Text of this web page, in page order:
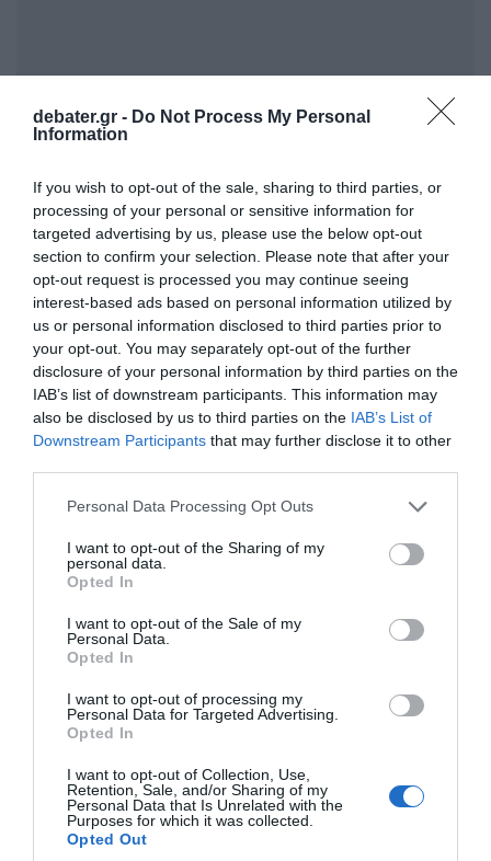
debater.gr - Do Not Process My Personal
Information
If you wish to opt-out of the sale, sharing to third parties, or
processing of your personal or sensitive information for
targeted advertising by us, please use the below opt-out
section to confirm your selection. Please note that after your
opt-out request is processed you may continue seeing
interest-based ads based on personal information utilized by
us or personal information disclosed to third parties prior to
your opt-out. You may separately opt-out of the further
disclosure of your personal information by third parties on the
IAB’s list of downstream participants. This information may
also be disclosed by us to third parties on the IAB’s List of
Downstream Participants that may further disclose it to other
Please note that this website/app uses one or more Google
not limited to your visit or usage behaviour. You may click to
grant or deny consent to Google and its third-party tags to
use your data for below specified purposes in below Google
consent section.
Personal Data Processing Opt Outs
I want to opt-out of the Sharing of my
personal data.
Opted In
I want to opt-out of the Sale of my
Personal Data.
Opted In
I want to opt-out of processing my
Personal Data for Targeted Advertising.
Opted In
I want to opt-out of Collection, Use,
Retention, Sale, and/or Sharing of my
Personal Data that Is Unrelated with the
Purposes for which it was collected.
Opted Out
της μειονότητας βασίζεται τόσο στις
διατάξεις της Συνθήκης της Λωζάνης όσο και
στις προβλέψεις του ελληνικού Συντάγματος,
ενώ παράλληλα εναρμονίζεται με το
ευρωπαϊκό δίκαιο και τις διεθνείς δεσμεύσεις
που έχει αναλάβει η χώρα στον τομέα των
ανθρωπίνων δικαιωμάτων.
«Τα μέλη της απολαμβάνουν όλα τα
δικαιώματα που εγγυάται το Σύνταγμα και το
προστασίες στους τομείς της εκπαίδευσης,
της θρησκείας και της κοινωνικής ζωής»,
σημειώνεται στη διακοίνωση.
Το μήνυμα της Αθήνας
προς τον ΟΗΕ
Μέσω της ρηματικής διακοίνωσης, η ελληνική
πλευρά επιδιώκει να καταστήσει σαφές στο
διεθνές περιβάλλον το πλαίσιο πάνω στο